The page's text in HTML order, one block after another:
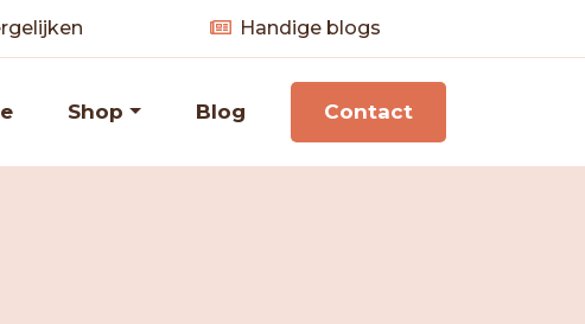
Handige blogs
Shop Blog Contact